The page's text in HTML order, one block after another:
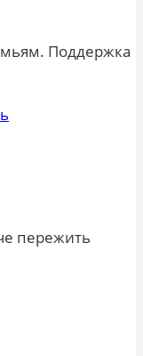
Поддержка
пережить